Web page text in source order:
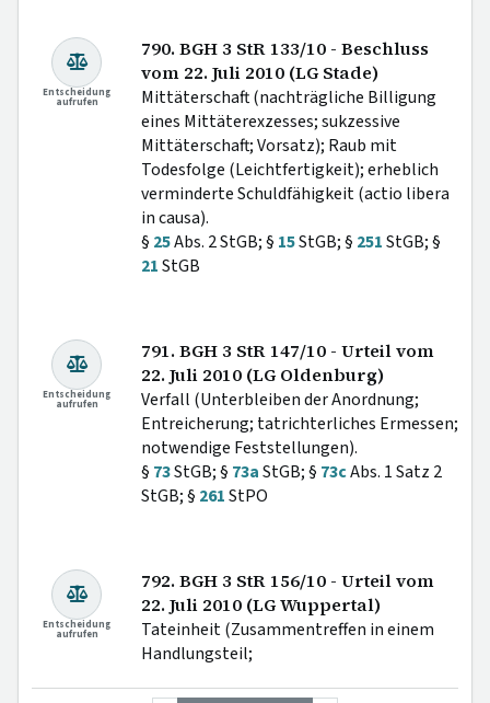
Entscheidung
aufrufen
790. BGH 3 StR 133/10 - Beschluss
vom 22. Juli 2010 (LG Stade)
Mittäterschaft (nachträgliche Billigung
eines Mittäterexzesses; sukzessive
Mittäterschaft; Vorsatz); Raub mit
Todesfolge (Leichtfertigkeit); erheblich
verminderte Schuldfähigkeit (actio libera
in causa).
§ 25Abs. 2 StGB; § 15StGB; § 251StGB; §
21StGB
Entscheidung
aufrufen
791. BGH 3 StR 147/10 - Urteil vom
22. Juli 2010 (LG Oldenburg)
Verfall (Unterbleiben der Anordnung;
Entreicherung; tatrichterliches Ermessen;
notwendige Feststellungen).
§ 73StGB; § 73aStGB; § 73cAbs. 1 Satz 2
StGB; § 261StPO
Entscheidung
aufrufen
792. BGH 3 StR 156/10 - Urteil vom
22. Juli 2010 (LG Wuppertal)
Tateinheit (Zusammentreffen in einem
Handlungsteil;